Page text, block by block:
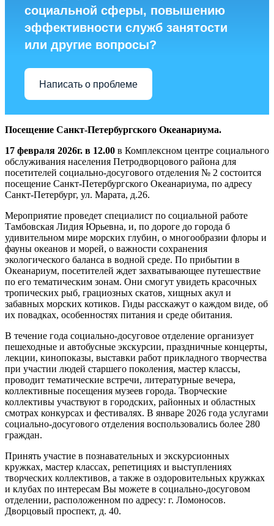
социальной сферы, повышению
эффективности служб занятости
или другие вопросы?
Написать о проблеме
Посещение Санкт-Петербургского Океанариума.
17 февраля 2026г. в 12.00 в Комплексном центре социального
обслуживания населения Петродворцового района для
посетителей социально-досугового отделения № 2 состоится
посещение Санкт-Петербургского Океанариума, по адресу
Санкт-Петербург, ул. Марата, д.26.
Мероприятие проведет специалист по социальной работе
Тамбовская Лидия Юрьевна, и, по дороге до города б
удивительном мире морских глубин, о многообразии флоры и
фауны океанов и морей, о важности сохранения
экологического баланса в водной среде. По прибытии в
Океанариум, посетителей ждет захватывающее путешествие
по его тематическим зонам. Они смогут увидеть красочных
тропических рыб, грациозных скатов, хищных акул и
забавных морских котиков. Гиды расскажут о каждом виде, об
их повадках, особенностях питания и среде обитания.
В течение года социально-досуговое отделение организует
пешеходные и автобусные экскурсии, праздничные концерты,
лекции, кинопоказы, выставки работ прикладного творчества
при участии людей старшего поколения, мастер классы,
проводит тематические встречи, литературные вечера,
коллективные посещения музеев города. Творческие
коллективы участвуют в городских, районных и областных
смотрах конкурсах и фестивалях. В январе 2026 года услугами
социально-досугового отделения воспользовались более 280
граждан.
Принять участие в познавательных и экскурсионных
кружках, мастер классах, репетициях и выступлениях
творческих коллективов, а также в оздоровительных кружках
и клубах по интересам Вы можете в социально-досуговом
отделении, расположенном по адресу: г. Ломоносов.
Дворцовый проспект, д. 40.